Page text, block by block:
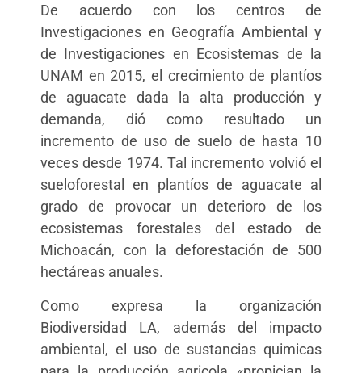
De acuerdo con los centros de
Investigaciones en Geografía Ambiental y
de Investigaciones en Ecosistemas de la
UNAM en 2015, el crecimiento de plantíos
de aguacate dada la alta producción y
demanda, dió como resultado un
incremento de uso de suelo de hasta 10
veces desde 1974. Tal incremento volvió el
sueloforestal en plantíos de aguacate al
grado de provocar un deterioro de los
ecosistemas forestales del estado de
Michoacán, con la deforestación de 500
hectáreas anuales.
Como expresa la organización
Biodiversidad LA, además del impacto
ambiental, el uso de sustancias quimicas